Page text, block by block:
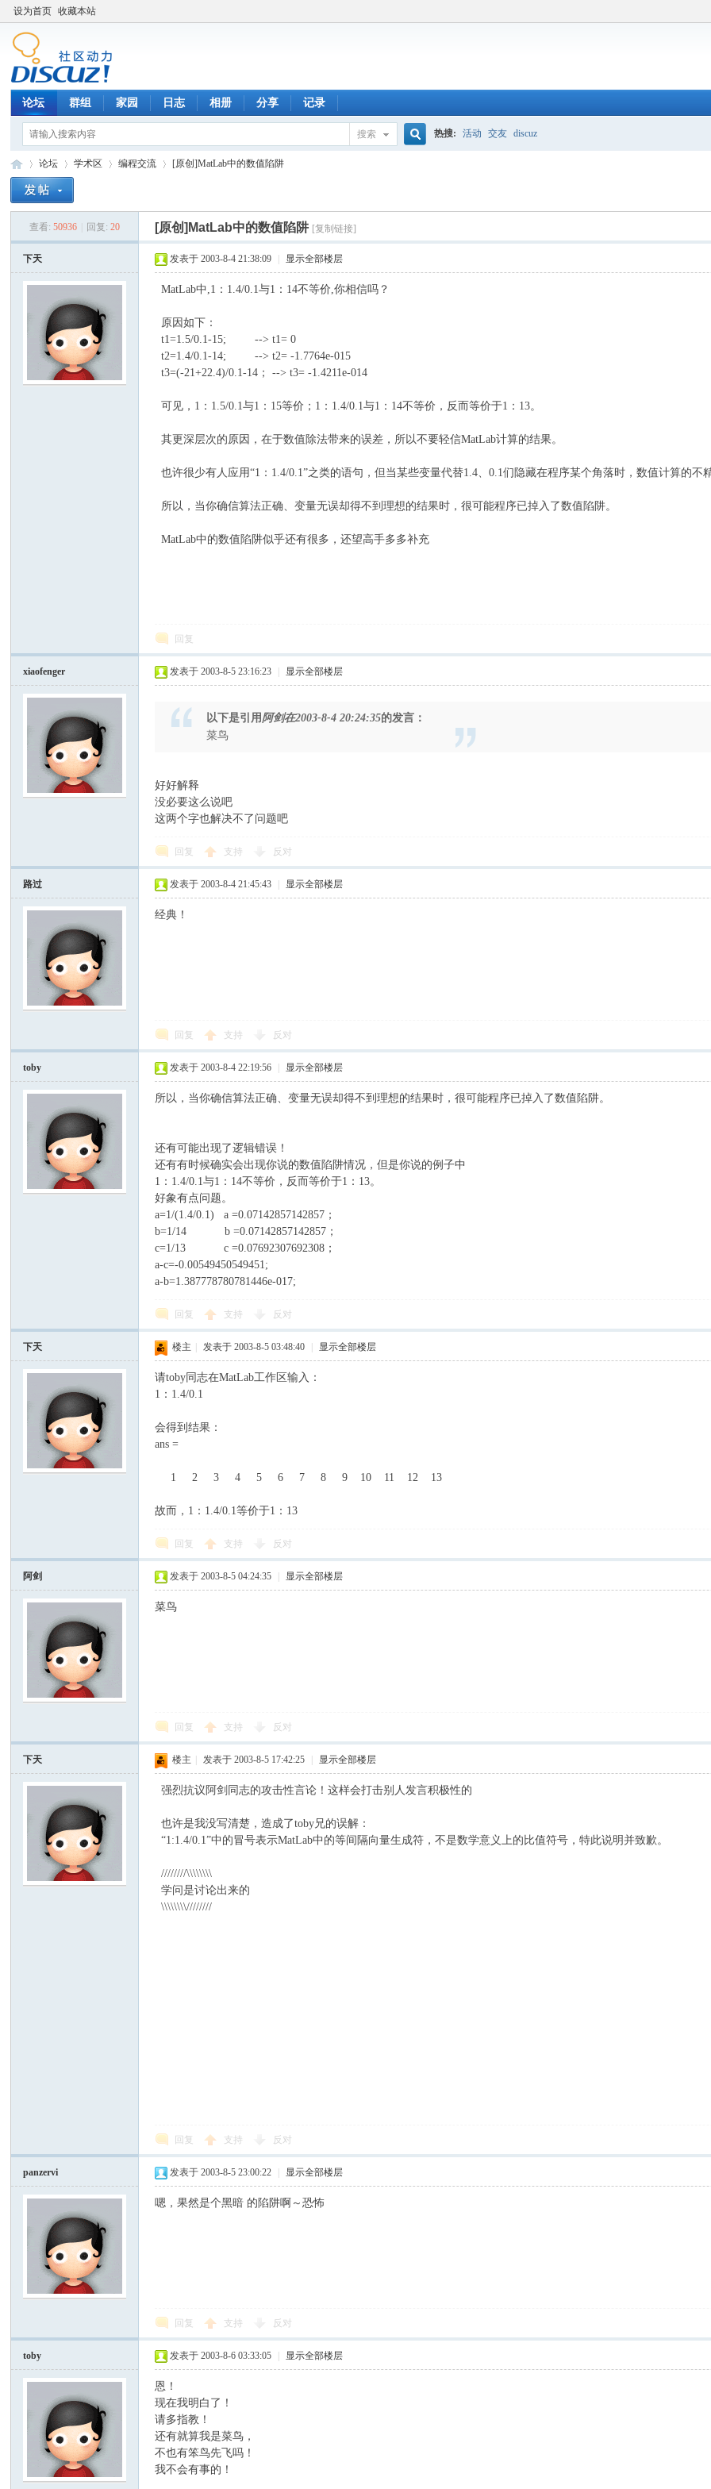
设为首页 收藏本站
论坛 群组 家园 日志 相册 分享 记录
搜索 热搜: 活动 交友 discuz
论坛
›
学术区
›
编程交流
›
[原创]MatLab中的数值陷阱
查看: 50936 回复: 20 [原创]MatLab中的数值陷阱 [复制链接]
下天 发表于 2003-8-4 21:38:09 显示全部楼层
MatLab中,1：1.4/0.1与1：14不等价,你相信吗？
原因如下：
t1=1.5/0.1-15; --> t1= 0
t2=1.4/0.1-14; --> t2= -1.7764e-015
t3=(-21+22.4)/0.1-14； --> t3= -1.4211e-014
可见，1：1.5/0.1与1：15等价；1：1.4/0.1与1：14不等价，反而等价于1：13。
其更深层次的原因，在于数值除法带来的误差，所以不要轻信MatLab计算的结果。
也许很少有人应用“1：1.4/0.1”之类的语句，但当某些变量代替1.4、0.1们隐藏在程序某个角落时，数值计算的不
所以，当你确信算法正确、变量无误却得不到理想的结果时，很可能程序已掉入了数值陷阱。
MatLab中的数值陷阱似乎还有很多，还望高手多多补充
回复
xiaofenger 发表于 2003-8-5 23:16:23 显示全部楼层
以下是引用 阿剑在2003-8-4 20:24:35的发言：
菜鸟
好好解释
没必要这么说吧
这两个字也解决不了问题吧
回复 支持 反对
路过 发表于 2003-8-4 21:45:43 显示全部楼层
经典！
回复 支持 反对
toby 发表于 2003-8-4 22:19:56 显示全部楼层
所以，当你确信算法正确、变量无误却得不到理想的结果时，很可能程序已掉入了数值陷阱。
还有可能出现了逻辑错误！
还有有时候确实会出现你说的数值陷阱情况，但是你说的例子中
1：1.4/0.1与1：14不等价，反而等价于1：13。
好象有点问题。
a=1/(1.4/0.1) a =0.07142857142857；
b=1/14 b =0.07142857142857；
c=1/13 c =0.07692307692308；
a-c=-0.00549450549451;
a-b=1.387778780781446e-017;
回复 支持 反对
下天 楼主 发表于 2003-8-5 03:48:40 显示全部楼层
请toby同志在MatLab工作区输入：
1：1.4/0.1
会得到结果：
ans =
1 2 3 4 5 6 7 8 9 10 11 12 13
故而，1：1.4/0.1等价于1：13
回复 支持 反对
阿剑 发表于 2003-8-5 04:24:35 显示全部楼层
菜鸟
回复 支持 反对
下天 楼主 发表于 2003-8-5 17:42:25 显示全部楼层
强烈抗议阿剑同志的攻击性言论！这样会打击别人发言积极性的
也许是我没写清楚，造成了toby兄的误解：
“1:1.4/0.1”中的冒号表示MatLab中的等间隔向量生成符，不是数学意义上的比值符号，特此说明并致歉。
////////\\\\\\\\
学问是讨论出来的
\\\\\\\\////////
回复 支持 反对
panzervi 发表于 2003-8-5 23:00:22 显示全部楼层
嗯，果然是个黑暗 的陷阱啊～恐怖
回复 支持 反对
toby 发表于 2003-8-6 03:33:05 显示全部楼层
恩！
现在我明白了！
请多指教！
还有就算我是菜鸟，
不也有笨鸟先飞吗！
我不会有事的！